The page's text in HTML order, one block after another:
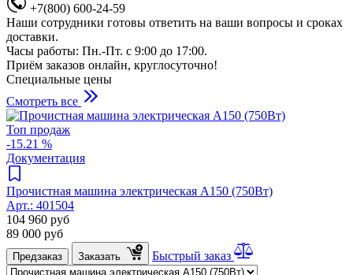
+7(800) 600-24-59
Наши сотрудники готовы ответить на ваши вопросы и сроках
доставки.
Часы работы: Пн.-Пт. с 9:00 до 17:00.
Приём заказов онлайн, круглосуточно!
Специальные цены
Смотреть все
Топ продаж
-15.21 %
Документация
Прочистная машина электрическая A150 (750Вт)
Арт.: 401504
104 960 руб
89 000 руб
Предзаказ Заказать Быстрый заказ